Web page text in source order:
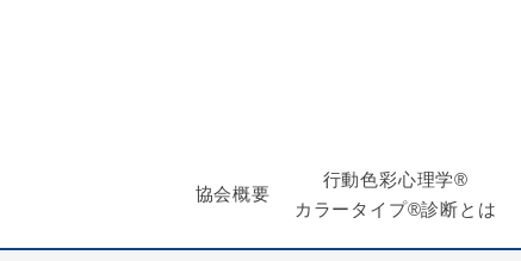
協会概要
行動色彩心理学®
カラータイプ®診断とは